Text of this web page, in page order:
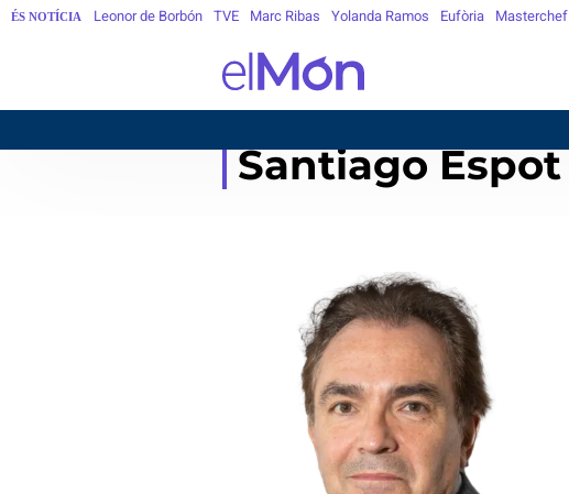
ÉS NOTÍCIA Leonor de Borbón TVE Marc Ribas Yolanda Ramos Eufòria Masterchef
Santiago Espot